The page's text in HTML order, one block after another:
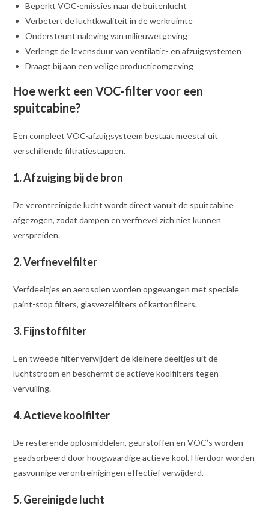
Beperkt VOC-emissies naar de buitenlucht
Verbetert de luchtkwaliteit in de werkruimte
Ondersteunt naleving van milieuwetgeving
Verlengt de levensduur van ventilatie- en afzuigsystemen
Draagt bij aan een veilige productieomgeving
Hoe werkt een VOC-filter voor een
spuitcabine?
Een compleet VOC-afzuigsysteem bestaat meestal uit
verschillende filtratiestappen.
1. Afzuiging bij de bron
De verontreinigde lucht wordt direct vanuit de spuitcabine
afgezogen, zodat dampen en verfnevel zich niet kunnen
verspreiden.
2. Verfnevelfilter
Verfdeeltjes en aerosolen worden opgevangen met speciale
paint-stop filters, glasvezelfilters of kartonfilters.
3. Fijnstoffilter
Een tweede filter verwijdert de kleinere deeltjes uit de
luchtstroom en beschermt de actieve koolfilters tegen
vervuiling.
4. Actieve koolfilter
De resterende oplosmiddelen, geurstoffen en VOC’s worden
geadsorbeerd door hoogwaardige actieve kool. Hierdoor worden
gasvormige verontreinigingen effectief verwijderd.
5. Gereinigde lucht